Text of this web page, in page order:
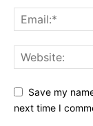
Save my
next time I